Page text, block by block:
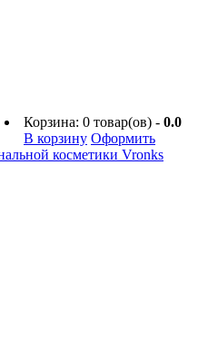
Корзина: 0 товар(ов) - 0.0
В корзину Оформить